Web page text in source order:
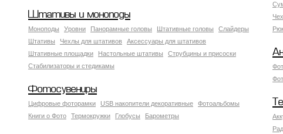
Штативы и моноподы
Моноподы Уровни Панорамные головы Штативные головы
Слайдеры
Штативы
Чехлы для штативов
Аксессуары для штативов
Штативные площадки
Настольные штативы
Струбцины и присоски
Стабилизаторы и стедикамы
Фотосувениры
Цифровые фоторамки USB накопители декоративные
Фотоальбомы
Книги о Фото
Термокружки Глобусы Барометры